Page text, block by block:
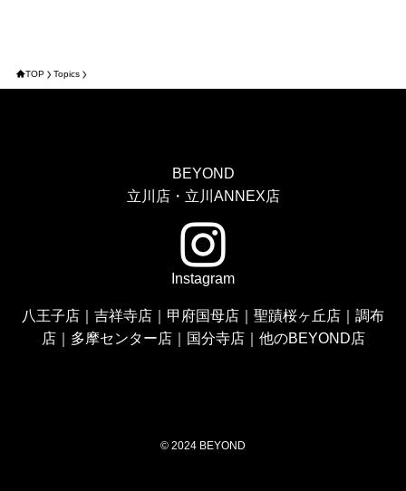
TOP Topics
BEYOND
立川店・立川ANNEX店
Instagram
八王子店 吉祥寺店 甲府国母店 聖蹟桜ヶ丘店
調布
店｜ 多摩センター店｜ 国分寺店｜ 他のBEYOND店
© 2024 BEYOND